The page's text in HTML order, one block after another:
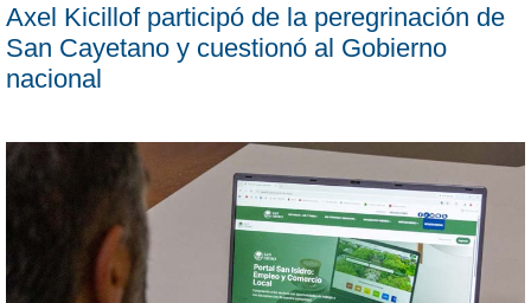
Axel Kicillof participó de la peregrinación de
San Cayetano y cuestionó al Gobierno
nacional